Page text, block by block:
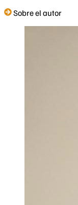
Sobre el autor